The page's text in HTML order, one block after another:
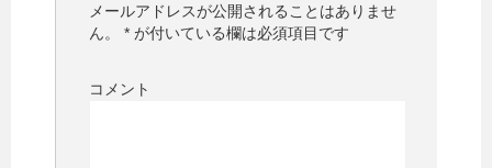
メールアドレスが公開されることはありませ
ん。
* が付いている欄は必須項目です
コメント